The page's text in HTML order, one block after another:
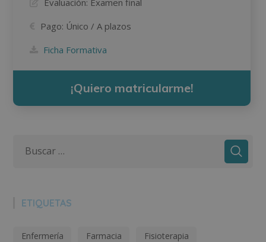
Pago: Único / A plazos
Ficha Formativa
¡Quiero matricularme!
ETIQUETAS
Enfermería Farmacia Fisioterapia